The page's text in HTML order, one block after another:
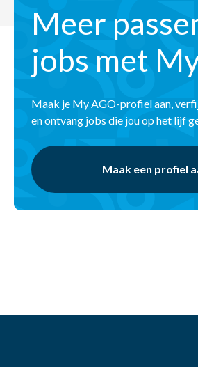
Meer
jobs met
Maak je My AGO-profiel aan,
en ontvang jobs die jou op het lijf
Maak een profiel